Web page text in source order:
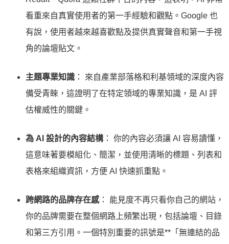
看重來自真實使用者的第一手經驗和觀點。Google 也
有說，使用者越來越喜歡點及提供真實聲音和第一手視
角的論壇貼文。
主題專業知識 ： 來自產業部落格和利基領域的深度內容
備受青睞，這證明了在特定領域的專業知識，是 AI 評
估權威性的關鍵。
為 AI 設計的內容結構： 你的內容必須讓 AI 容易讀懂，
這意味著要模組化、簡潔，並使用清晰的標題、列表和
表格來組織資訊，方便 AI 快速抓重點。
跨網路的品牌存在感： 能見度不再只看你自己的網站，
你的品牌需要在整個網路上頻繁出現，包括論壇、目錄
和第三方引用。一個特別重要的訊號是**「無連結的品